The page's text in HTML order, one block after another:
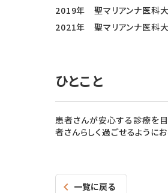
2019年 聖マリアンナ医科
2021年 聖マリアンナ医科
ひとこと
患者さんが安心する診療を
者さんらしく過ごせるように
一覧に戻る